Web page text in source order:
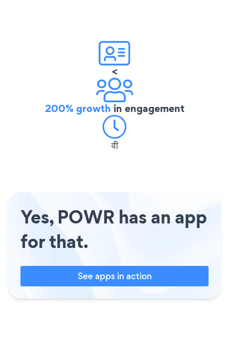
<
200% growth in engagement
वी
Yes, POWR has an app
for that.
See apps in action